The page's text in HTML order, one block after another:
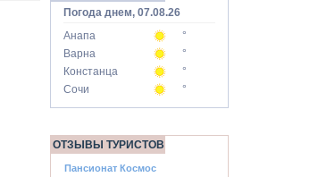
Погода днем, 07.08.26
Анапа
°
Варна
°
Констанца
°
Сочи
°
ОТЗЫВЫ ТУРИСТОВ
Пансионат Космос